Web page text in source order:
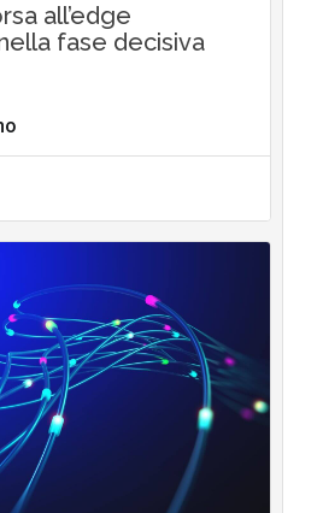
all’edge
fase decisiva